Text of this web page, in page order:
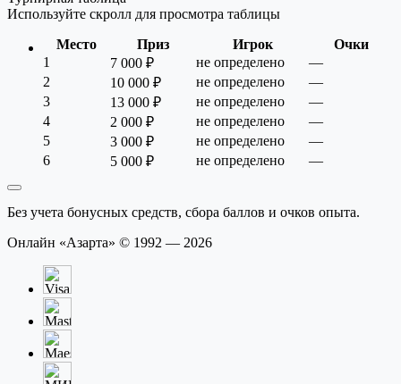
Используйте скролл для просмотра таблицы
Место
Приз Игрок
Очки
1
7 000 ₽ не определено
—
2
10 000 ₽ не определено
—
3
13 000 ₽ не определено
—
4
2 000 ₽ не определено
—
5
3 000 ₽ не определено
—
6
5 000 ₽ не определено —
Без учета бонусных средств, сбора баллов и очков опыта.
Онлайн «Азарта» © 1992 — 2026